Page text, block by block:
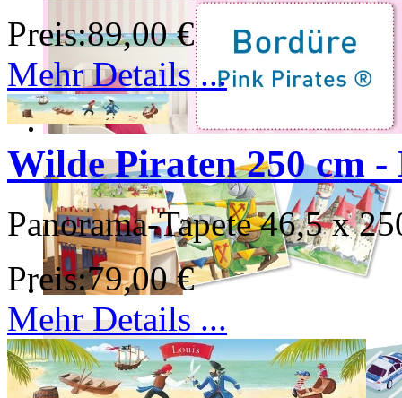
Preis:89,00 €
Mehr Details ...
Wilde Piraten 250 cm
Panorama-Tapete 46,5 x
Preis:79,00 €
Mehr Details ...